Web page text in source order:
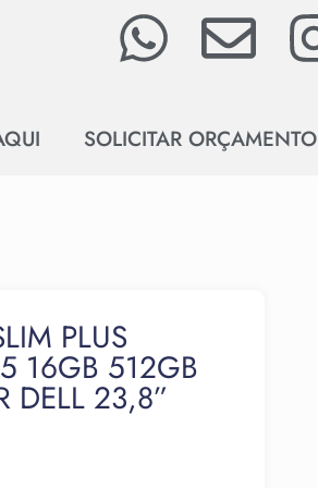
SOLICITAR ORÇAMENTO
PLUS
16GB 512GB
DELL 23,8”